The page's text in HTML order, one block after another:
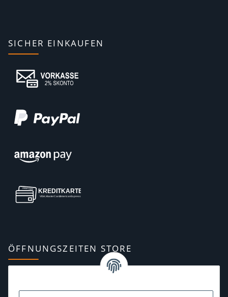
SICHER EINKAUFEN
ÖFFNUNGSZEITEN STORE
10:00–13:00, 14:00–18:00 Uhr
Dienstag:10:00–13:00, 14:00–16:00 Uhr